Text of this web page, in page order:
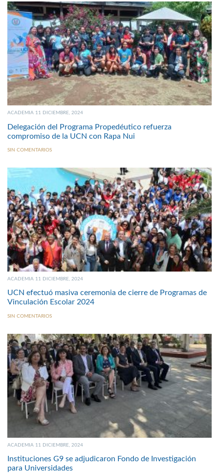
ACADEMIA 11 DICIEMBRE, 2024
Delegación del Programa Propedéutico refuerza
compromiso de la UCN con Rapa Nui
SIN COMENTARIOS
ACADEMIA 11 DICIEMBRE, 2024
UCN efectuó masiva ceremonia de cierre de Programas de
Vinculación Escolar 2024
SIN COMENTARIOS
ACADEMIA 11 DICIEMBRE, 2024
Instituciones G9 se adjudicaron Fondo de Investigación
para Universidades